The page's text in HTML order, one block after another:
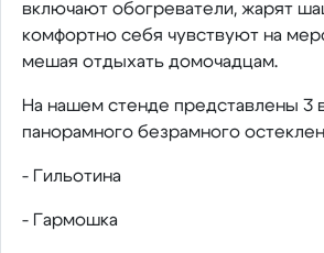
включают обогреватели, жарят
комфортно себя чувствуют на
мешая отдыхать домочадцам.
На нашем стенде представлены 3
панорамного безрамного
- Гильотина
- Гармошка